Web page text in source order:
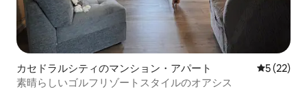
カセドラルシティのマンション・アパート レビュー
5 (22)
素晴らしいゴルフリゾートスタイルのオアシス